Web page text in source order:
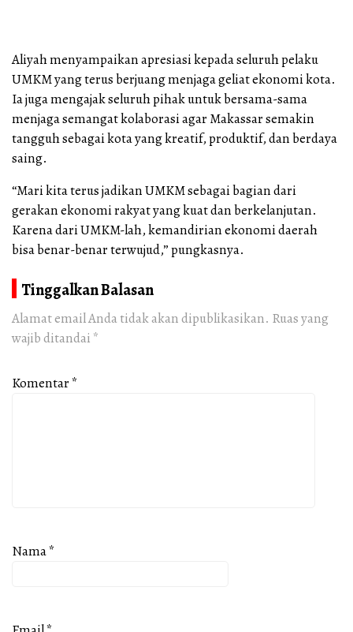
Aliyah menyampaikan apresiasi kepada seluruh pelaku
UMKM yang terus berjuang menjaga geliat ekonomi kota.
Ia juga mengajak seluruh pihak untuk bersama-sama
menjaga semangat kolaborasi agar Makassar semakin
tangguh sebagai kota yang kreatif, produktif, dan berdaya
saing.
“Mari kita terus jadikan UMKM sebagai bagian dari
gerakan ekonomi rakyat yang kuat dan berkelanjutan.
Karena dari UMKM-lah, kemandirian ekonomi daerah
bisa benar-benar terwujud,” pungkasnya.
Tinggalkan Balasan
Alamat email Anda tidak akan dipublikasikan. Ruas yang
wajib ditandai *
Komentar*
Nama*